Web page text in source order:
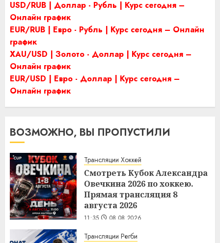
USD/RUB | Доллар - Рубль | Курс сегодня –
Онлайн график
EUR/RUB | Евро - Рубль | Курс сегодня – Онлайн
график
XAU/USD | Золото - Доллар | Курс сегодня –
Онлайн график
EUR/USD | Евро - Доллар | Курс сегодня –
Онлайн график
ВОЗМОЖНО, ВЫ ПРОПУСТИЛИ
Трансляции Хоккей
Смотреть Кубок Александра
Овечкина 2026 по хоккею.
Прямая трансляция 8
августа 2026
11:35 08.08.2026
Трансляции Регби